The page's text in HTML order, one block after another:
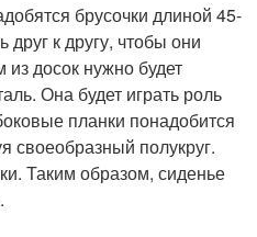
брусочки длиной 45-
друг к другу, чтобы они
досок нужно будет
Она будет играть роль
планки понадобится
своеобразный полукруг.
Таким образом, сиденье